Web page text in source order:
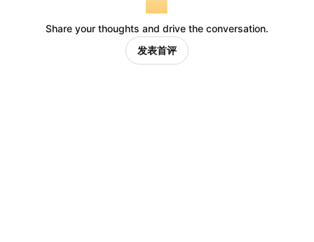
Share your thoughts and drive the conversation.
发表首评